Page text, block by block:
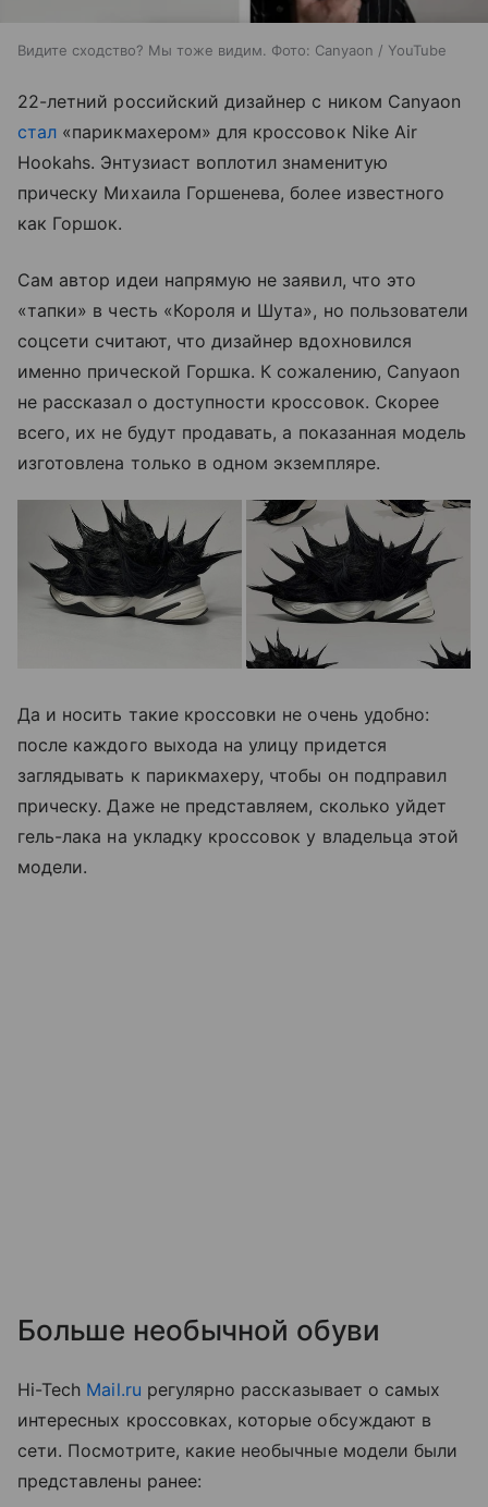
Видите сходство? Мы тоже видим. Фото: Canyaon / YouTube
22-летний российский дизайнер с ником Canyaon
стал «парикмахером» для кроссовок Nike Air
Hookahs. Энтузиаст воплотил знаменитую
прическу Михаила Горшенева, более известного
как Горшок.
Сам автор идеи напрямую не заявил, что это
«тапки» в честь «Короля и Шута», но пользователи
соцсети считают, что дизайнер вдохновился
именно прической Горшка. К сожалению, Canyaon
не рассказал о доступности кроссовок. Скорее
всего, их не будут продавать, а показанная модель
изготовлена только в одном экземпляре.
Да и носить такие кроссовки не очень удобно:
после каждого выхода на улицу придется
заглядывать к парикмахеру, чтобы он подправил
прическу. Даже не представляем, сколько уйдет
гель-лака на укладку кроссовок у владельца этой
модели.
Больше необычной обуви
Hi-Tech Mail.ru регулярно рассказывает о самых
интересных кроссовках, которые обсуждают в
сети. Посмотрите, какие необычные модели были
представлены ранее: